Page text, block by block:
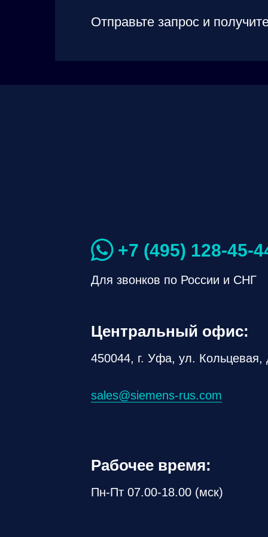
Отправьте запрос и
Для звонков по России и СНГ
+7 (495) 128-45-
450044, г. Уфа, ул. Кольцевая,
sales@siemens-rus.com
Центральный офис:
Пн-Пт 07.00-18.00 (мск)
Рабочее время: